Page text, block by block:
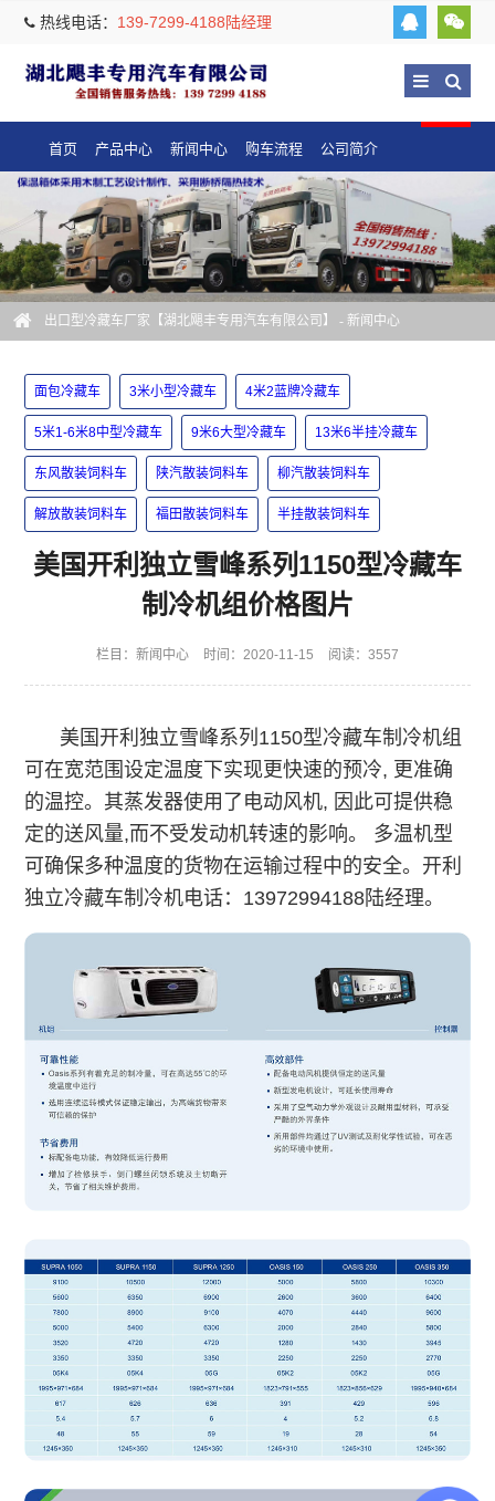
热线电话： 139-7299-4188陆经理
首页 产品中心 新闻中心 购车流程 公司简介
出口型冷藏车厂家【湖北飓丰专用汽车有限公司】 - 新闻中心
面包冷藏车 3米小型冷藏车 4米2蓝牌冷藏车
5米1-6米8中型冷藏车 9米6大型冷藏车 13米6半挂冷藏车
东风散装饲料车 陕汽散装饲料车 柳汽散装饲料车
解放散装饲料车 福田散装饲料车 半挂散装饲料车
美国开利独立雪峰系列1150型冷藏车
制冷机组价格图片
栏目： 新闻中心 时间：2020-11-15 阅读：3557
美国开利独立雪峰系列1150型冷藏车制冷机组
可在宽范围设定温度下实现更快速的预冷, 更准确
的温控。其蒸发器使用了电动风机, 因此可提供稳
定的送风量,而不受发动机转速的影响。 多温机型
可确保多种温度的货物在运输过程中的安全。开利
独立冷藏车制冷机电话：13972994188陆经理。